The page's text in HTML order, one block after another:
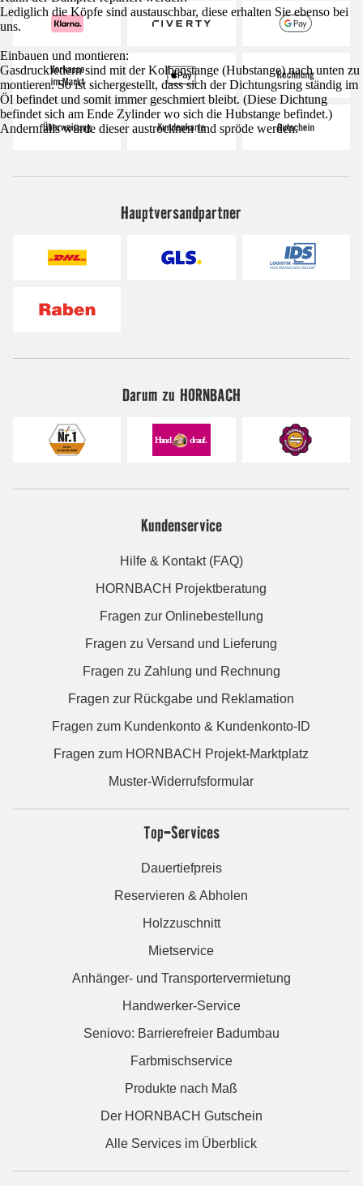
Lediglich die Köpfe sind austauschbar, diese erhalten Sie ebenso bei
uns.
Einbauen und montieren:
Gasdruckfedern sind mit der Kolbenstange (Hubstange) nach unten zu
montieren. So ist sichergestellt, dass sich der Dichtungsring ständig im
Öl befindet und somit immer geschmiert bleibt. (Diese Dichtung
befindet sich am Ende Zylinder wo sich die Hubstange befindet.)
Andernfalls würde dieser austrocknen und spröde werden.
Hauptversandpartner
Darum zu HORNBACH
Kundenservice
Hilfe & Kontakt (FAQ)
HORNBACH Projektberatung
Fragen zur Onlinebestellung
Fragen zu Versand und Lieferung
Fragen zu Zahlung und Rechnung
Fragen zur Rückgabe und Reklamation
Fragen zum Kundenkonto & Kundenkonto-ID
Fragen zum HORNBACH Projekt-Marktplatz
Muster-Widerrufsformular
Top-Services
Dauertiefpreis
Reservieren & Abholen
Holzzuschnitt
Mietservice
Anhänger- und Transportervermietung
Handwerker-Service
Seniovo: Barrierefreier Badumbau
Farbmischservice
Produkte nach Maß
Der HORNBACH Gutschein
Alle Services im Überblick